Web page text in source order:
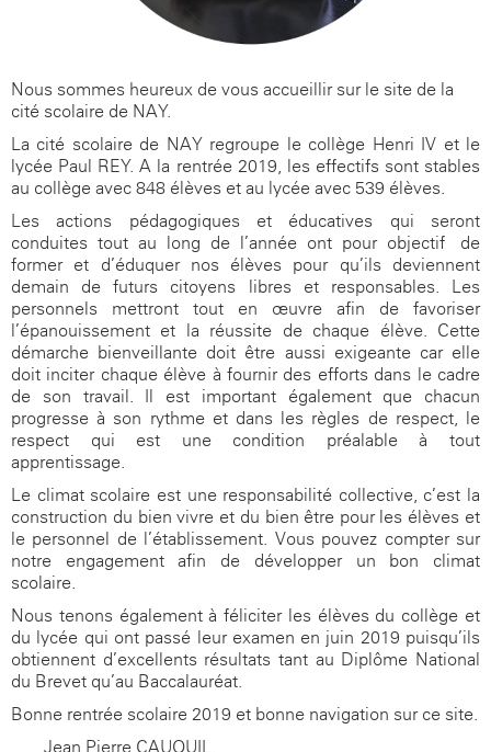
Nous sommes heureux de vous accueillir sur le site de la
cité scolaire de NAY.
La cité scolaire de NAY regroupe le collège Henri IV et le
lycée Paul REY. A la rentrée 2019, les effectifs sont stables
au collège avec 848 élèves et au lycée avec 539 élèves.
Les actions pédagogiques et éducatives qui seront
conduites tout au long de l’année ont pour objectif de
former et d’éduquer nos élèves pour qu’ils deviennent
demain de futurs citoyens libres et responsables. Les
personnels mettront tout en œuvre afin de favoriser
l’épanouissement et la réussite de chaque élève. Cette
démarche bienveillante doit être aussi exigeante car elle
doit inciter chaque élève à fournir des efforts dans le cadre
de son travail. Il est important également que chacun
progresse à son rythme et dans les règles de respect, le
respect qui est une condition préalable à tout
apprentissage.
Le climat scolaire est une responsabilité collective, c’est la
construction du bien vivre et du bien-être pour les élèves et
le personnel de l’établissement. Vous pouvez compter sur
notre engagement afin de développer un bon climat
scolaire.
Nous tenons également à féliciter les élèves du collège et
du lycée qui ont passé leur examen en juin 2019 puisqu’ils
obtiennent d’excellents résultats tant au Diplôme National
du Brevet qu’au Baccalauréat.
Bonne rentrée scolaire 2019 et bonne navigation sur ce site.
Jean-Pierre CAUQUIL,